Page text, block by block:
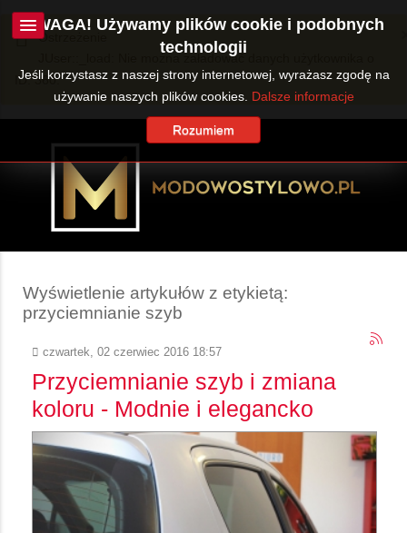
Ostrzeżenie
JUser::_load: Nie można załadować danych użytkownika o
ID: 360.
Wyświetlenie artykułów z etykietą:
przyciemnianie szyb
czwartek, 02 czerwiec 2016 18:57
Przyciemnianie szyb i zmiana
koloru - Modnie i elegancko
UWAGA! Używamy plików cookie i podobnych
technologii
Jeśli korzystasz z naszej strony internetowej, wyrażasz zgodę na
używanie naszych plików cookies. Dalsze informacje
Rozumiem